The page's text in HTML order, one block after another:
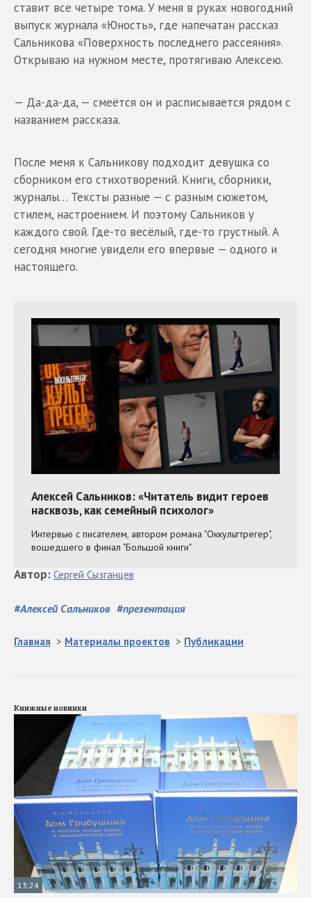
ставит все четыре тома. У меня в руках новогодний
выпуск журнала «Юность», где напечатан рассказ
Сальникова «Поверхность последнего рассеяния».
Открываю на нужном месте, протягиваю Алексею.
— Да-да-да, — смеётся он и расписывается рядом с
названием рассказа.
После меня к Сальникову подходит девушка со
сборником его стихотворений. Книги, сборники,
журналы… Тексты разные — с разным сюжетом,
стилем, настроением. И поэтому Сальников у
каждого свой. Где-то весёлый, где-то грустный. А
сегодня многие увидели его впервые — одного и
настоящего.
#Алексей Сальников #презентация
Автор: Сергей Сызганцев
Главная > Материалы проектов > Публикации
Книжные новинки
13:24